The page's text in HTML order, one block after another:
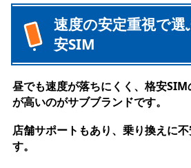
速度の安定重視で
安SIM
昼でも速度が落ちにくく、格安
が高いのがサブブランドです。
店舗サポートもあり、乗り換えに
す。